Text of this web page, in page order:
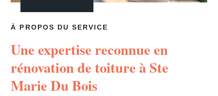
À PROPOS DU SERVICE
Une expertise reconnue en
rénovation de toiture à Ste
Marie Du Bois